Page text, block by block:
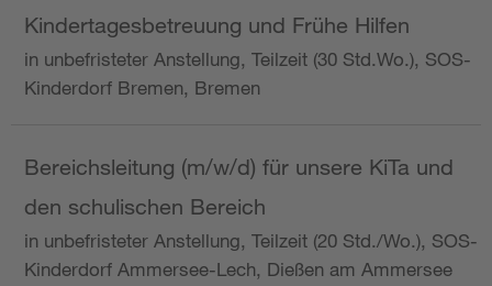
Kindertagesbetreuung und Frühe Hilfen
in unbefristeter Anstellung, Teilzeit (30 Std.Wo.), SOS-
Kinderdorf Bremen, Bremen
Bereichsleitung (m/w/d) für unsere KiTa und
den schulischen Bereich
in unbefristeter Anstellung, Teilzeit (20 Std./Wo.), SOS-
Kinderdorf Ammersee-Lech, Dießen am Ammersee